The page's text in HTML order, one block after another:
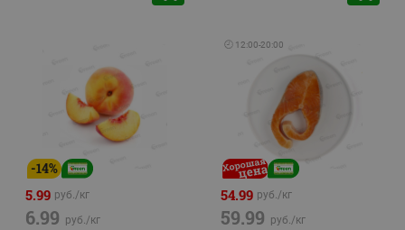
-14%
5.99 руб./кг
6.99 руб./кг
🕘 12:00-20:00
54.99 руб./кг
59.99 руб./кг